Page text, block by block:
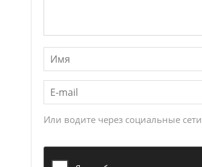
Или водите через социальные сети